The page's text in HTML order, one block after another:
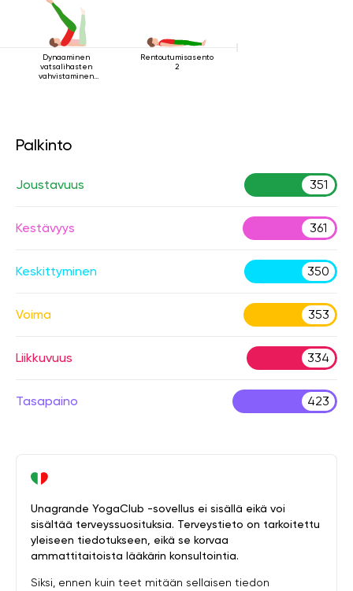
Dynaaminen
vatsalihasten
vahvistaminen
Rentoutumisasento
2
Palkinto
Joustavuus 351
Kestävyys 361
Keskittyminen 350
Voima 353
Liikkuvuus 334
Tasapaino 423
Unagrande YogaClub -sovellus ei sisällä eikä voi
sisältää terveyssuosituksia. Terveystieto on tarkoitettu
yleiseen tiedotukseen, eikä se korvaa
ammattitaitoista lääkärin konsultointia.
Siksi, ennen kuin teet mitään sellaisen tiedon